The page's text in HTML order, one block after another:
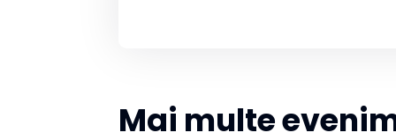
Mai multe